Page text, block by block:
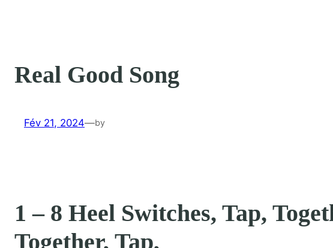
Real Good Song
Fév 21, 2024—by
1 – 8 Heel Switches, Tap,
Together, Tap,